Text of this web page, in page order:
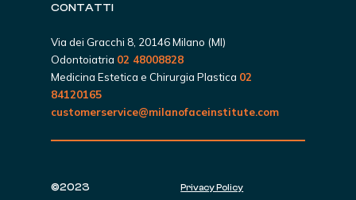
CONTATTI
Via dei Gracchi 8, 20146 Milano (MI)
Odontoiatria 02 48008828
Medicina Estetica e Chirurgia Plastica 02
84120165
customerservice@milanofaceinstitute.com
©2023
Privacy Policy